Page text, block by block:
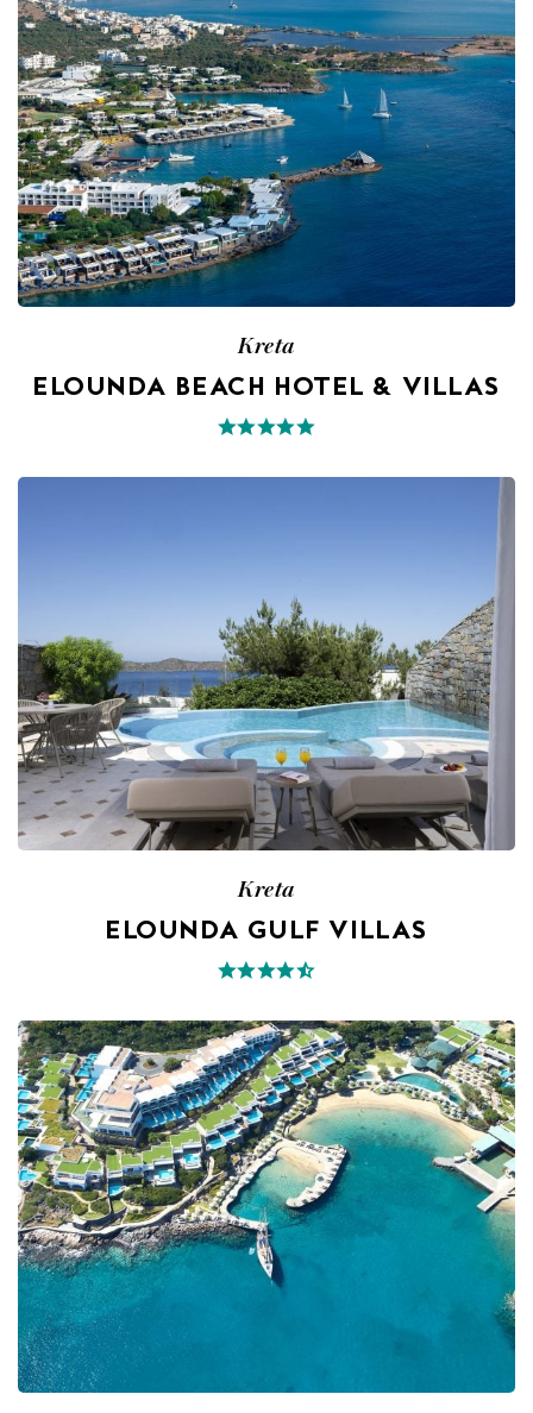
Kreta
ELOUNDA BEACH HOTEL & VILLAS
Kreta
ELOUNDA GULF VILLAS